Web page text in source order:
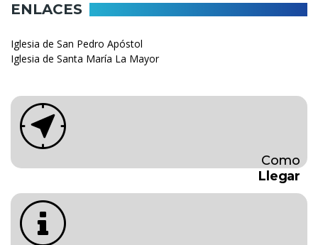
ENLACES
Iglesia de San Pedro Apóstol
Iglesia de Santa María La Mayor
Como
Llegar